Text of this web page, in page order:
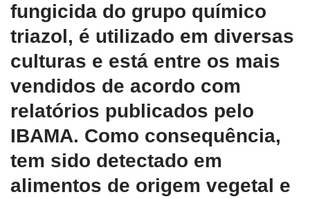
fungicida do grupo químico
triazol, é utilizado em diversas
culturas e está entre os mais
vendidos de acordo com
relatórios publicados pelo
IBAMA. Como consequência,
tem sido detectado em
alimentos de origem vegetal e